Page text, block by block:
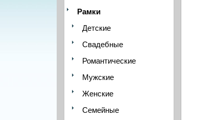
Рамки
Детские
Свадебные
Романтические
Мужские
Женские
Семейные